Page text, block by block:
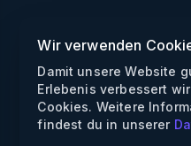
Wir verwenden
Damit unsere Website
Erlebenis verbessert
Cookies. Weitere
findest du in unserer